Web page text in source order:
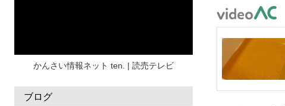
かんさい情報ネット ten. | 読売テレビ
ブログ